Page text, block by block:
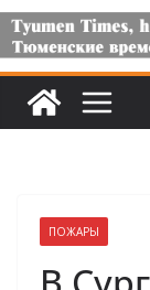
ПОЖАРЫ